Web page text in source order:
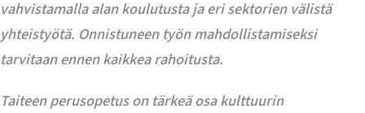
vahvistamalla alan koulutusta ja eri sektorien välistä
yhteistyötä. Onnistuneen työn mahdollistamiseksi
tarvitaan ennen kaikkea rahoitusta.
Taiteen perusopetus on tärkeä osa kulttuurin